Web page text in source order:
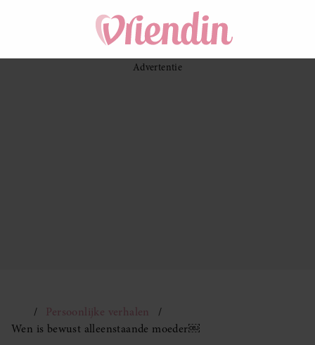
Persoonlijke verhalen
Wen is bewust alleenstaande moeder￼